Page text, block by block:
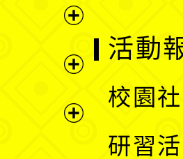
選
活動
校園
研習